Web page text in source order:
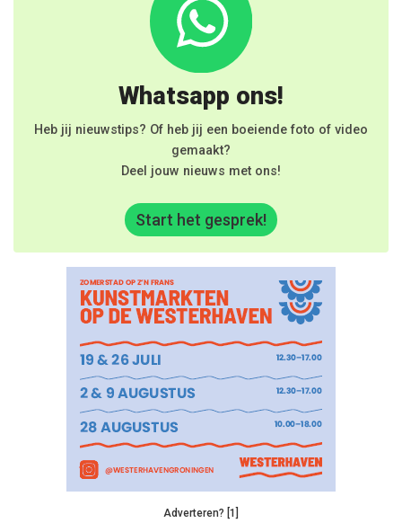
Whatsapp ons!
Heb jij nieuwstips? Of heb jij een boeiende foto of video
gemaakt?
Deel jouw nieuws met ons!
Start het gesprek!
Adverteren? [1]